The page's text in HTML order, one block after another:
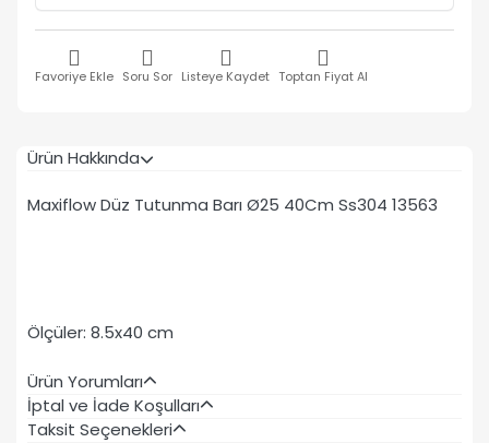
Favoriye Ekle Soru Sor Listeye Kaydet Toptan Fiyat Al
Ürün Hakkında
Maxiflow Düz Tutunma Barı Ø25 40Cm Ss304 13563
Ölçüler: 8.5x40 cm
Ürün Yorumları
İptal ve İade Koşulları
Taksit Seçenekleri